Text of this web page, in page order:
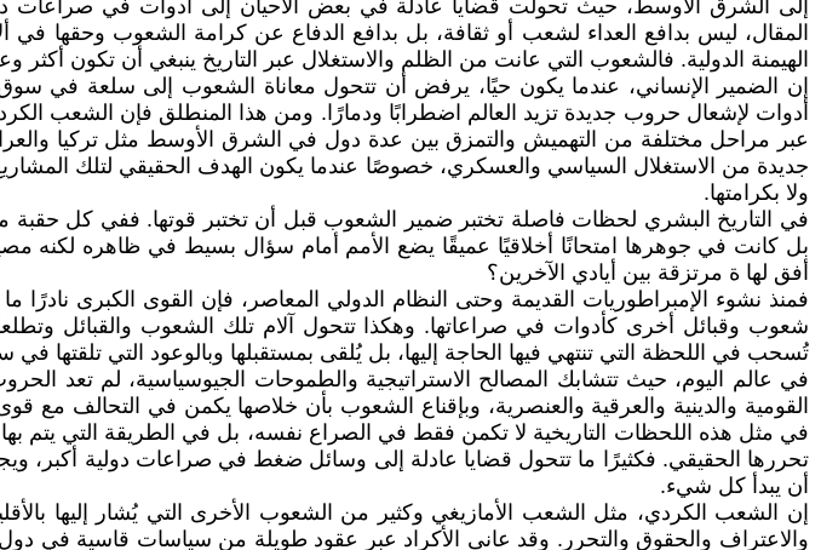
إلى الشرق الأوسط، حيث تحولت قضايا عادلة في بعض الأحيان إلى أدوات في صراعات
المقال، ليس بدافع العداء لشعب أو ثقافة، بل بدافع الدفاع عن كرامة الشعوب وحقها في
الهيمنة الدولية. فالشعوب التي عانت من الظلم والاستغلال عبر التاريخ ينبغي أن تكون
إن الضمير الإنساني، عندما يكون حيًا، يرفض أن تتحول معاناة الشعوب إلى سلعة في
أدوات لإشعال حروب جديدة تزيد العالم اضطرابًا ودمارًا. ومن هذا المنطلق فإن الشعب
عبر مراحل مختلفة من التهميش والتمزق بين عدة دول في الشرق الأوسط مثل تركيا
جديدة من الاستغلال السياسي والعسكري، خصوصًا عندما يكون الهدف الحقيقي لتلك
ولا بكرامتها.
في التاريخ البشري لحظات فاصلة تختبر ضمير الشعوب قبل أن تختبر قوتها. ففي كل
بل كانت في جوهرها امتحانًا أخلاقيًا عميقًا يضع الأمم أمام سؤال بسيط في ظاهره
أفق لها ة مرتزقة بين أيادي الآخرين؟
فمنذ نشوء الإمبراطوريات القديمة وحتى النظام الدولي المعاصر، فإن القوى الكبرى
شعوب وقبائل أخرى كأدوات في صراعاتها. وهكذا تتحول آلام تلك الشعوب والقبائل
تُسحب في اللحظة التي تنتهي فيها الحاجة إليها، بل يُلقى بمستقبلها وبالوعود التي تلقتها في
في عالم اليوم، حيث تتشابك المصالح الاستراتيجية والطموحات الجيوسياسية، لم تعد
القومية والدينية والعرقية والعنصرية، وبإقناع الشعوب بأن خلاصها يكمن في التحالف مع
في مثل هذه اللحظات التاريخية لا تكمن فقط في الصراع نفسه، بل في الطريقة التي يتم
تحررها الحقيقي. فكثيرًا ما تتحول قضايا عادلة إلى وسائل ضغط في صراعات دولية أكبر،
أن يبدأ كل شيء.
إن الشعب الكردي، مثل الشعب الأمازيغي وكثير من الشعوب الأخرى التي يُشار إليها
والاعتراف والحقوق والتحرر. وقد عانى الأكراد عبر عقود طويلة من سياسات قاسية في دول